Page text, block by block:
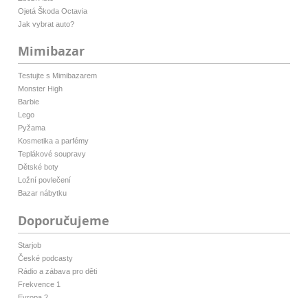
Ojetá Škoda Octavia
Jak vybrat auto?
Mimibazar
Testujte s Mimibazarem
Monster High
Barbie
Lego
Pyžama
Kosmetika a parfémy
Teplákové soupravy
Dětské boty
Ložní povlečení
Bazar nábytku
Doporučujeme
Starjob
České podcasty
Rádio a zábava pro děti
Frekvence 1